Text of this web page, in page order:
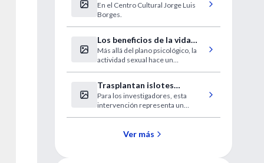
Federico Leloir
En el Centro Cultural Jorge Luis
Borges.
Los beneficios de la vida
sexual
Más allá del plano psicológico, la
actividad sexual hace un
los especialistas.
Trasplantan islotes
pancreáticos de cerdos a
macacos diabéticos.
Para los investigadores, esta
intervención representa un
el siguiente paso será comprobar
Ver más